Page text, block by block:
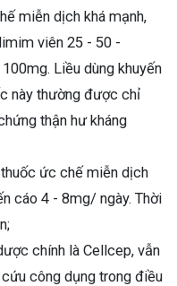
miễn dịch khá mạnh,
viên 25 - 50 -
Liều dùng khuyến
này thường được chỉ
thận hư kháng
ức chế miễn dịch
cáo 4 - 8mg/ ngày. Thời
chính là Cellcep, vẫn
công dụng trong điều